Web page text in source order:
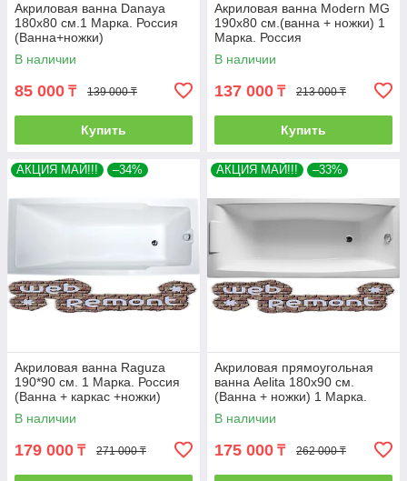
Акриловая ванна Danaya
180x80 см.1 Марка. Россия
(Ванна+ножки)
В наличии
85 000 ₸ 139 000 ₸
Купить
Акриловая ванна Modern MG
190х80 см.(ванна + ножки) 1
Марка. Россия
В наличии
137 000 ₸ 213 000 ₸
Купить
АКЦИЯ МАЙ!!! –34%
Акриловая ванна Raguza
190*90 см. 1 Марка. Россия
(Ванна + каркас +ножки)
В наличии
179 000 ₸ 271 000 ₸
АКЦИЯ МАЙ!!! –33%
Акриловая прямоугольная
ванна Aelita 180х90 см.
(Ванна + ножки) 1 Марка.
Россия
В наличии
175 000 ₸ 262 000 ₸